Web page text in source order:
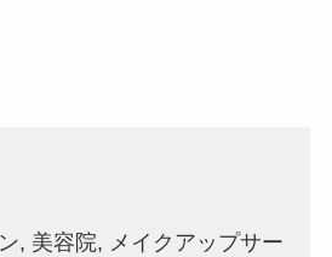
, 美容院, メイクアップサー